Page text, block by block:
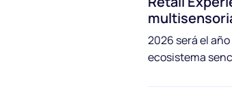
2026 será el
ecosistema